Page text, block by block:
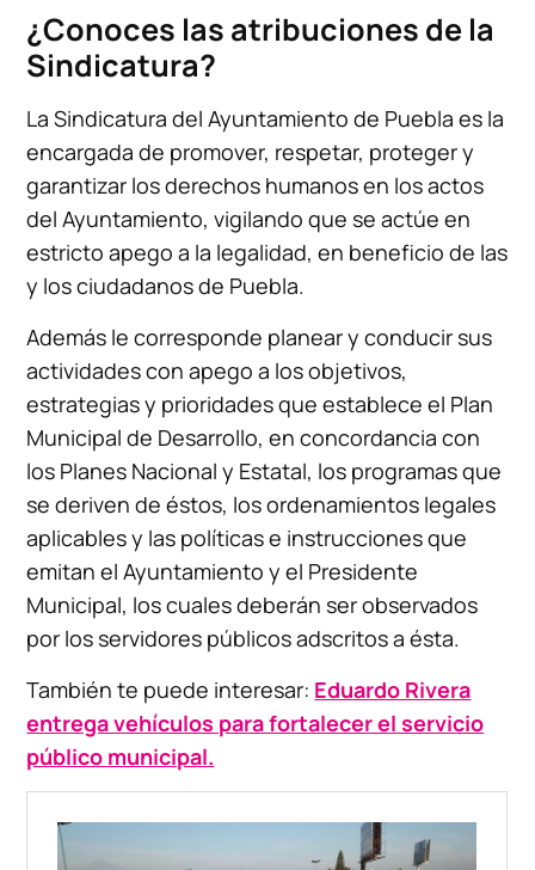
¿Conoces las atribuciones de la
Sindicatura?
La Sindicatura del Ayuntamiento de Puebla es la
encargada de promover, respetar, proteger y
garantizar los derechos humanos en los actos
del Ayuntamiento, vigilando que se actúe en
estricto apego a la legalidad, en beneficio de las
y los ciudadanos de Puebla.
Además le corresponde planear y conducir sus
actividades con apego a los objetivos,
estrategias y prioridades que establece el Plan
Municipal de Desarrollo, en concordancia con
los Planes Nacional y Estatal, los programas que
se deriven de éstos, los ordenamientos legales
aplicables y las políticas e instrucciones que
emitan el Ayuntamiento y el Presidente
Municipal, los cuales deberán ser observados
por los servidores públicos adscritos a ésta.
También te puede interesar: Eduardo Rivera
entrega vehículos para fortalecer el servicio
público municipal.